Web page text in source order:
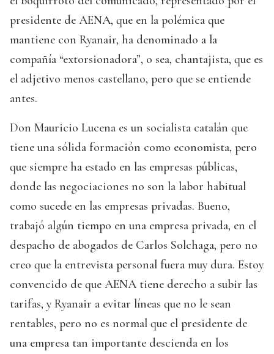
presidente de AENA, que en la polémica que
mantiene con Ryanair, ha denominado a la
compañía “extorsionadora”, o sea, chantajista, que es
el adjetivo menos castellano, pero que se entiende
antes.
Don Mauricio Lucena es un socialista catalán que
tiene una sólida formación como economista, pero
que siempre ha estado en las empresas públicas,
donde las negociaciones no son la labor habitual
como sucede en las empresas privadas. Bueno,
trabajó algún tiempo en una empresa privada, en el
despacho de abogados de Carlos Solchaga, pero no
creo que la entrevista personal fuera muy dura. Estoy
convencido de que AENA tiene derecho a subir las
tarifas, y Ryanair a evitar líneas que no le sean
rentables, pero no es normal que el presidente de
una empresa tan importante descienda en los